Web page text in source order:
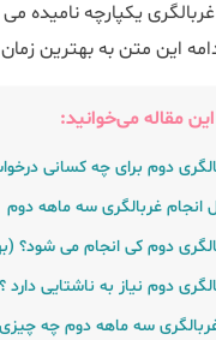
یکپارچه نامیده
این متن به بهترین
مقاله می‌خوانید:
دوم برای چه کسانی
انجام غربالگری سه ماهه دوم
دوم کی انجام می شود؟
دوم نیاز به ناشتایی دارد ؟
سه ماهه دوم چه